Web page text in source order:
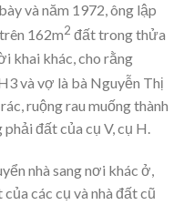
và năm 1972, ông lập
162m2 đất trong thửa
khai khác, cho rằng
và vợ là bà Nguyễn Thị
ruộng rau muống thành
phải đất của cụ V, cụ H.
nhà sang nơi khác ở,
các cụ và nhà đất cũ